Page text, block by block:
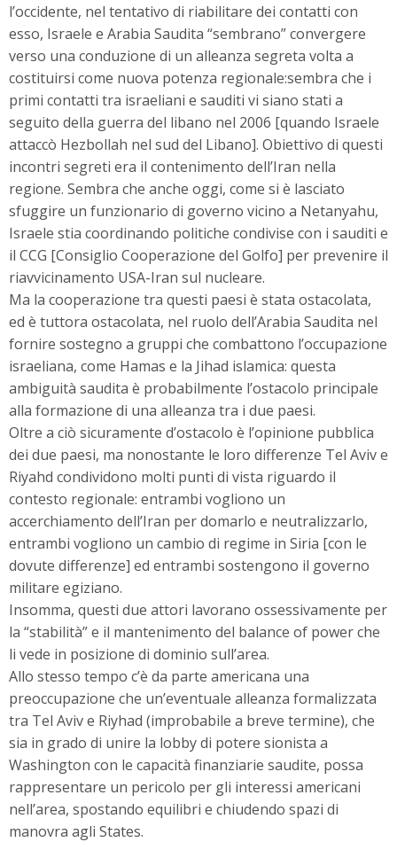
l’occidente, nel tentativo di riabilitare dei contatti con
esso, Israele e Arabia Saudita “sembrano” convergere
verso una conduzione di un alleanza segreta volta a
costituirsi come nuova potenza regionale:sembra che i
primi contatti tra israeliani e sauditi vi siano stati a
seguito della guerra del libano nel 2006 [quando Israele
attaccò Hezbollah nel sud del Libano]. Obiettivo di questi
incontri segreti era il contenimento dell’Iran nella
regione. Sembra che anche oggi, come si è lasciato
sfuggire un funzionario di governo vicino a Netanyahu,
Israele stia coordinando politiche condivise con i sauditi e
il CCG [Consiglio Cooperazione del Golfo] per prevenire il
riavvicinamento USA-Iran sul nucleare.
Ma la cooperazione tra questi paesi è stata ostacolata,
ed è tuttora ostacolata, nel ruolo dell’Arabia Saudita nel
fornire sostegno a gruppi che combattono l’occupazione
israeliana, come Hamas e la Jihad islamica: questa
ambiguità saudita è probabilmente l’ostacolo principale
alla formazione di una alleanza tra i due paesi.
Oltre a ciò sicuramente d’ostacolo è l’opinione pubblica
dei due paesi, ma nonostante le loro differenze Tel Aviv e
Riyahd condividono molti punti di vista riguardo il
contesto regionale: entrambi vogliono un
accerchiamento dell’Iran per domarlo e neutralizzarlo,
entrambi vogliono un cambio di regime in Siria [con le
dovute differenze] ed entrambi sostengono il governo
militare egiziano.
Insomma, questi due attori lavorano ossessivamente per
la “stabilità” e il mantenimento del balance of power che
li vede in posizione di dominio sull’area.
Allo stesso tempo c’è da parte americana una
preoccupazione che un’eventuale alleanza formalizzata
tra Tel Aviv e Riyhad (improbabile a breve termine), che
sia in grado di unire la lobby di potere sionista a
Washington con le capacità finanziarie saudite, possa
rappresentare un pericolo per gli interessi americani
nell’area, spostando equilibri e chiudendo spazi di
manovra agli States.